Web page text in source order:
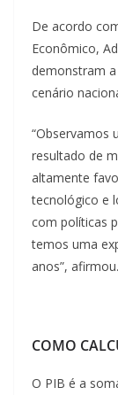
De acordo
Econômico,
demonstram
cenário
“Observamos
resultado de
altamente
tecnológico e
com políticas
temos uma
anos”, afirmou.
COMO
O PIB é a